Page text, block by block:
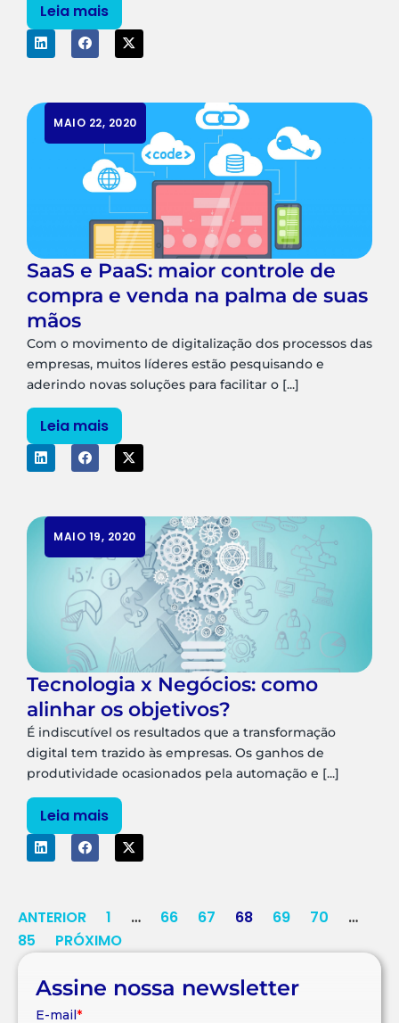
Leia mais
MAIO 22, 2020
SaaS e PaaS: maior controle de
compra e venda na palma de suas
mãos
Com o movimento de digitalização dos processos das
empresas, muitos líderes estão pesquisando e
aderindo novas soluções para facilitar o [...]
Leia mais
MAIO 19, 2020
Tecnologia x Negócios: como
alinhar os objetivos?
É indiscutível os resultados que a transformação
digital tem trazido às empresas. Os ganhos de
produtividade ocasionados pela automação e [...]
Leia mais
ANTERIOR 1 … 66 67 68 69 70
…
85
PRÓXIMO
Assine nossa newsletter